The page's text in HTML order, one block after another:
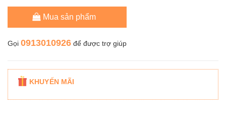
Mua sản phẩm
Gọi 0913010926 để được trợ giúp
KHUYẾN MÃI